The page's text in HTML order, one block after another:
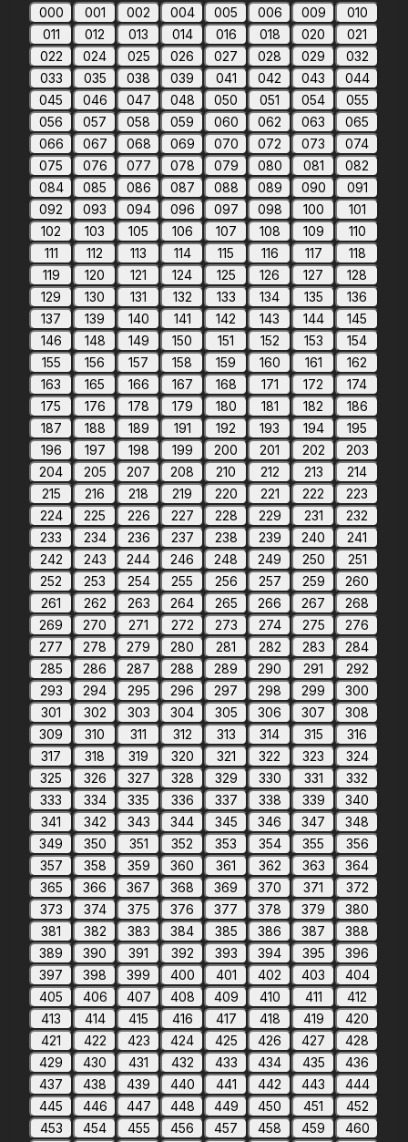
000 001 002 004 005 006 009
010
011
012 013 014 016 018 020
021
022
024 025 026 027 028 029
032
033
035 038 039 041 042 043
044
045
046 047 048 050 051 054
055
056
057 058 059 060 062 063
065
066
067 068 069 070 072 073
074
075
076 077 078 079 080 081
082
084
085 086 087 088 089 090
091
092
093 094 096 097 098 100
101
102
103 105 106 107 108 109
110
111
112 113 114 115 116 117
118
119
120 121 124 125 126 127
128
129
130 131 132 133 134 135
136
137
139 140 141 142 143 144
145
146
148 149 150 151 152 153
154
155
156 157 158 159 160 161
162
163
165 166 167 168 171 172
174
175
176 178 179 180 181 182
186
187
188 189 191 192 193 194
195
196
197 198 199 200 201 202
203
204
205 207 208 210 212 213
214
215
216 218 219 220 221 222
223
224
225 226 227 228 229 231
232
233
234 236 237 238 239 240
241
242
243 244 246 248 249 250
251
252
253 254 255 256 257 259
260
261
262 263 264 265 266 267
268
269
270 271 272 273 274 275
276
277
278 279 280 281 282 283
284
285
286 287 288 289 290 291
292
293
294 295 296 297 298 299
300
301
302 303 304 305 306 307
308
309
310 311 312 313 314 315
316
317
318 319 320 321 322 323
324
325
326 327 328 329 330 331
332
333
334 335 336 337 338 339
340
341
342 343 344 345 346 347
348
349
350 351 352 353 354 355
356
357
358 359 360 361 362 363
364
365
366 367 368 369 370 371
372
373
374 375 376 377 378 379
380
381
382 383 384 385 386 387
388
389
390 391 392 393 394 395
396
397
398 399 400 401 402 403
404
405
406 407 408 409 410 411
412
413
414 415 416 417 418 419
420
421
422 423 424 425 426 427
428
429
430 431 432 433 434 435
436
437
438 439 440 441 442 443
444
445
446 447 448 449 450 451
452
453
454 455 456 457 458 459 460